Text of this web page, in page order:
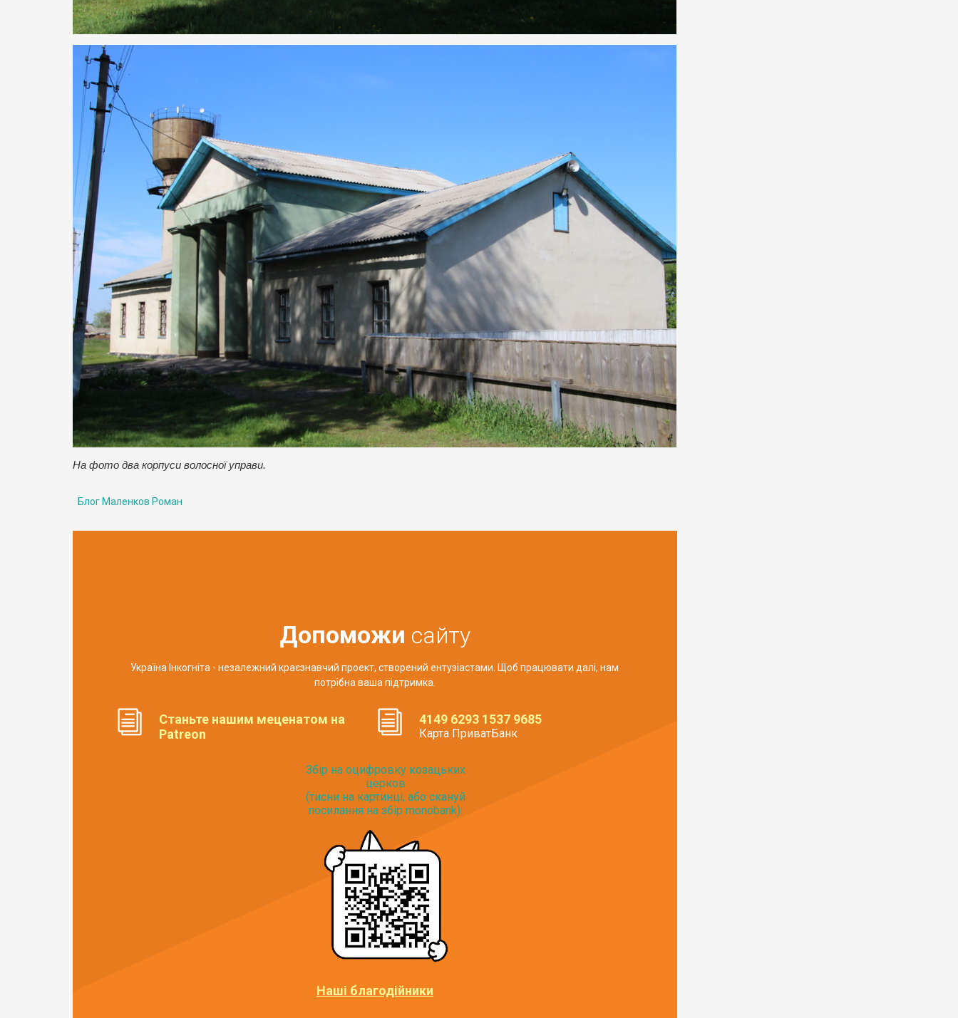
На фото два корпуси волосної управи.
Блог Маленков Роман
Допоможи сайту
Україна Інкогніта - незалежний краєзнавчий проект, створений ентузіастами. Щоб працювати далі, нам
потрібна ваша підтримка.
Станьте нашим меценатом на
Patreon
4149 6293 1537 9685
Карта ПриватБанк
Збір на оцифровку козацьких
церков
(тисни на картинці, або скануй
посилання на збір monobank):
Наші благодійники